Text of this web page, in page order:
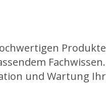
Fachwissen.
und Wartung